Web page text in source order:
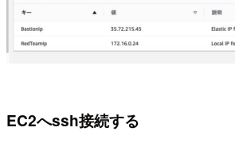
EC2へssh接続する